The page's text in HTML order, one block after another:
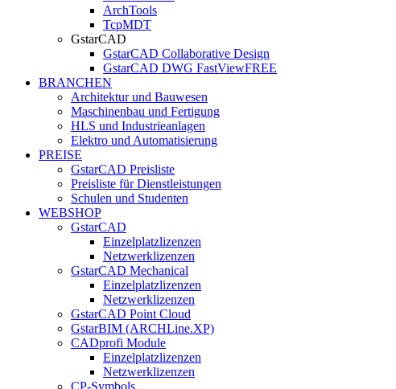
ArchTools
TcpMDT
GstarCAD
GstarCAD Collaborative Design
GstarCAD DWG FastViewFREE
BRANCHEN
Architektur und Bauwesen
Maschinenbau und Fertigung
HLS und Industrieanlagen
Elektro und Automatisierung
PREISE
GstarCAD Preisliste
Preisliste für Dienstleistungen
Schulen und Studenten
WEBSHOP
GstarCAD
Einzelplatzlizenzen
Netzwerklizenzen
GstarCAD Mechanical
Einzelplatzlizenzen
Netzwerklizenzen
GstarCAD Point Cloud
GstarBIM (ARCHLine.XP)
CADprofi Module
Einzelplatzlizenzen
Netzwerklizenzen